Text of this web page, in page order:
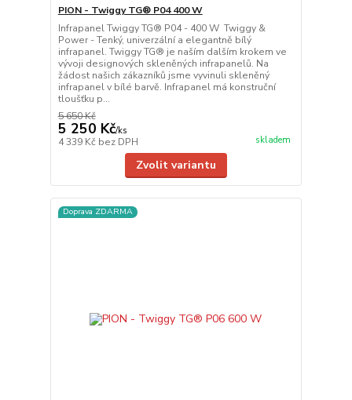
PION - Twiggy TG® P04 400 W
Infrapanel Twiggy TG® P04 - 400 W Twiggy &
Power - Tenký, univerzální a elegantně bílý
infrapanel. Twiggy TG® je naším dalším krokem ve
vývoji designových skleněných infrapanelů. Na
žádost našich zákazníků jsme vyvinuli skleněný
infrapanel v bílé barvě. Infrapanel má konstruční
tloušťku p...
5 650 Kč
5 250 Kč/ks
4 339 Kč bez DPH skladem
Zvolit variantu
Doprava ZDARMA